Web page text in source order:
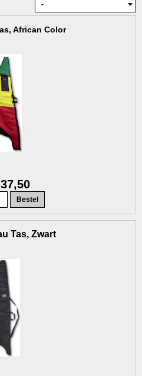
African Color
Tas, Zwart